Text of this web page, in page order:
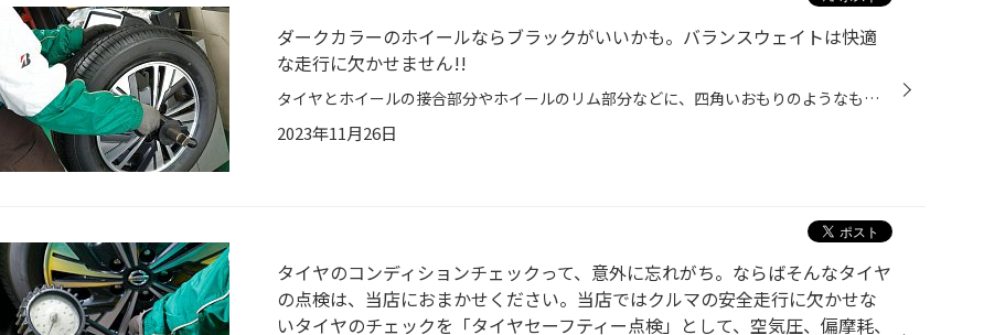
ダークカラーのホイールならブラックがいいかも。バランスウェイトは快適
な走行に欠かせません!!
タイヤとホイールの接合部分やホイールのリム部分などに、四角いおもりのようなものが取り付けられているのをご覧になったことはありませんか。これがバランスウェイトです。 タイヤ･ホイールは高速で回転するので、きちんとバランスがとれていないと走行時にハンドルがぶれたり振動を感じたりしま...
2023年11月26日
タイヤのコンディションチェックって、意外に忘れがち。ならばそんなタイヤ
の点検は、当店におまかせください。当店ではクルマの安全走行に欠かせな
いタイヤのチェックを「タイヤセーフティー点検」として、空気圧、偏摩耗、